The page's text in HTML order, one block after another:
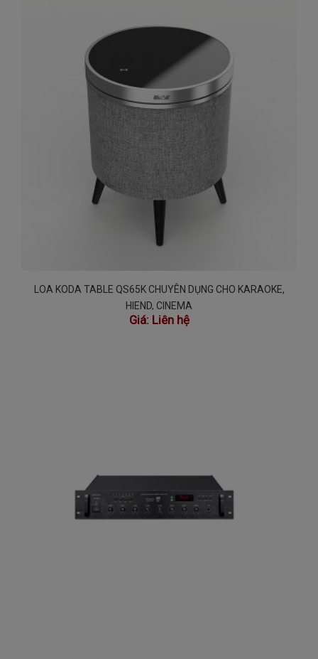
LOA KODA TABLE QS65K CHUYÊN DỤNG CHO KARAOKE,
HIEND, CINEMA
Giá: Liên hệ